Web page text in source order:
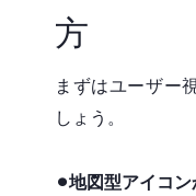
方
まずはユーザー
しょう。
⚫︎地図型アイコ